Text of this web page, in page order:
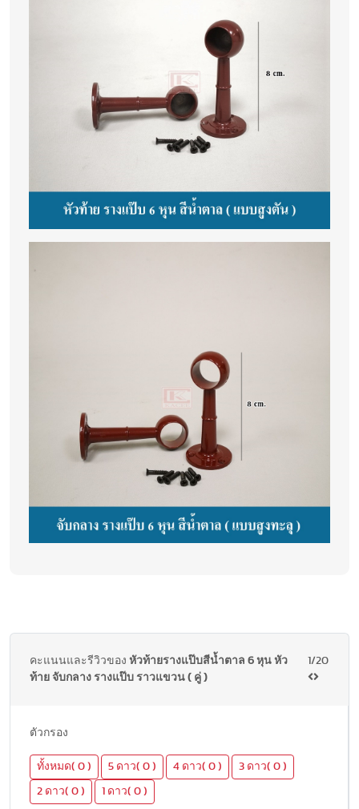
คะแนนและรีวิวของ หัวท้ายรางแป๊บสีน้ำตาล 6 หุน หัว
ท้าย จับกลาง รางแป๊บ ราวแขวน ( คู่ )
1/20
ตัวกรอง
ทั้งหมด( 0 ) 5 ดาว( 0 ) 4 ดาว( 0 ) 3 ดาว( 0 )
2 ดาว( 0 ) 1 ดาว( 0 )